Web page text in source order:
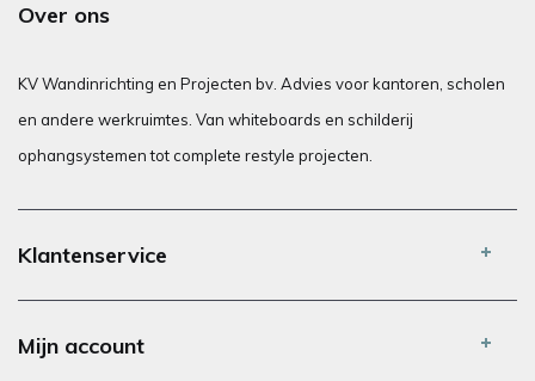
Over ons
KV Wandinrichting en Projecten bv. Advies voor kantoren, scholen
en andere werkruimtes. Van whiteboards en schilderij
ophangsystemen tot complete restyle projecten.
Klantenservice
Mijn account